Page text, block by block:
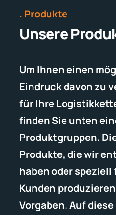
. Produkte
Unsere
Um Ihnen einen
Eindruck davon zu
für Ihre
finden Sie unten
Produktgruppen.
Produkte, die wir
haben oder speziell
Kunden
Vorgaben. Auf